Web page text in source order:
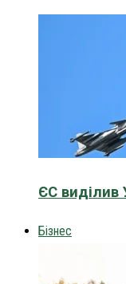
ЄС виділив
Бізнес